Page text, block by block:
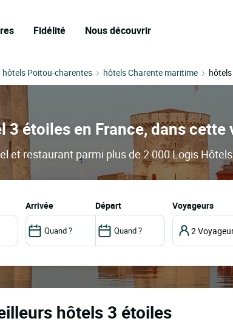
Fidélité Nous découvrir
hôtels Poitou-charentes hôtels Charente maritime
3 étoiles en France, dans cette
et restaurant parmi plus de 2 000 Logis
arrivée départ Voyageurs
2
hôtels 3 étoiles